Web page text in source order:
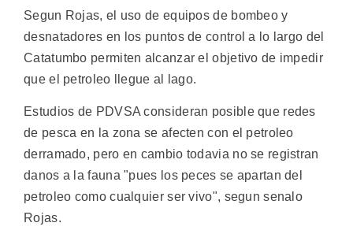
Segun Rojas, el uso de equipos de bombeo y
desnatadores en los puntos de control a lo largo del
Catatumbo permiten alcanzar el objetivo de impedir
que el petroleo llegue al lago.
Estudios de PDVSA consideran posible que redes
de pesca en la zona se afecten con el petroleo
derramado, pero en cambio todavia no se registran
danos a la fauna "pues los peces se apartan del
petroleo como cualquier ser vivo", segun senalo
Rojas.